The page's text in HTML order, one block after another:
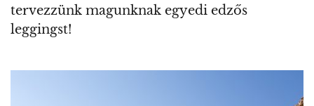
tervezzünk magunknak egyedi edzős
leggingst!